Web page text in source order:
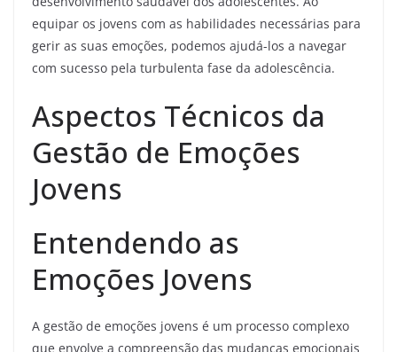
equipar os jovens com as habilidades necessárias para
gerir as suas emoções, podemos ajudá-los a navegar
com sucesso pela turbulenta fase da adolescência.
Aspectos Técnicos da
Gestão de Emoções
Jovens
Entendendo as
Emoções Jovens
A gestão de emoções jovens é um processo complexo
que envolve a compreensão das mudanças emocionais